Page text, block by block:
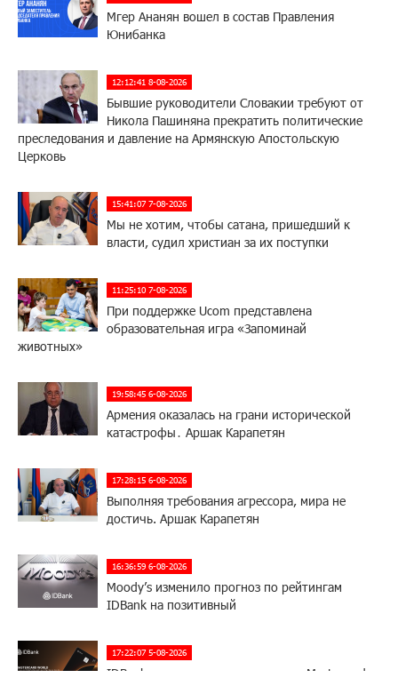
Мгер Ананян вошел в состав Правления
Юнибанка
12:12:41 8-08-2026
Бывшие руководители Словакии требуют от
Никола Пашиняна прекратить политические
преследования и давление на Армянскую Апостольскую
Церковь
15:41:07 7-08-2026
Мы не хотим, чтобы сатана, пришедший к
власти, судил христиан за их поступки
11:25:10 7-08-2026
При поддержке Ucom представлена
образовательная игра «Запоминай
животных»
19:58:45 6-08-2026
Армения оказалась на грани исторической
катастрофы․ Аршак Карапетян
17:28:15 6-08-2026
Выполняя требования агрессора, мира не
достичь. Аршак Карапетян
16:36:59 6-08-2026
Moody’s изменило прогноз по рейтингам
IDBank на позитивный
17:22:07 5-08-2026
IDBank представляет новую карту Mastercard